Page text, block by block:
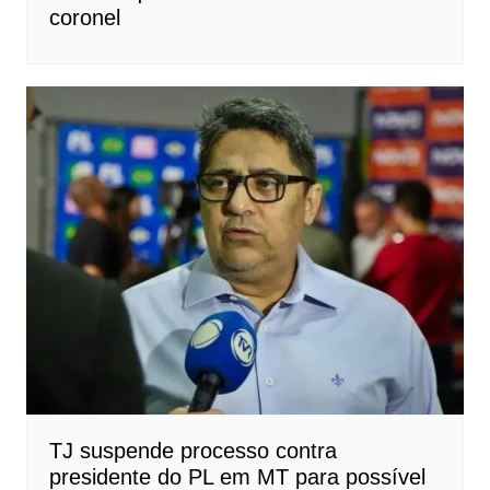
coronel
TJ suspende processo contra
presidente do PL em MT para possível